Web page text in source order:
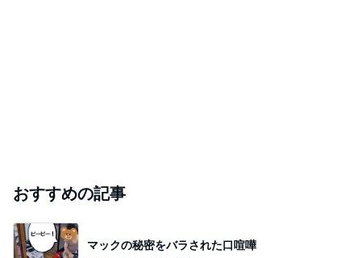
おすすめの記事
マックの秘密をバラされた口喧嘩